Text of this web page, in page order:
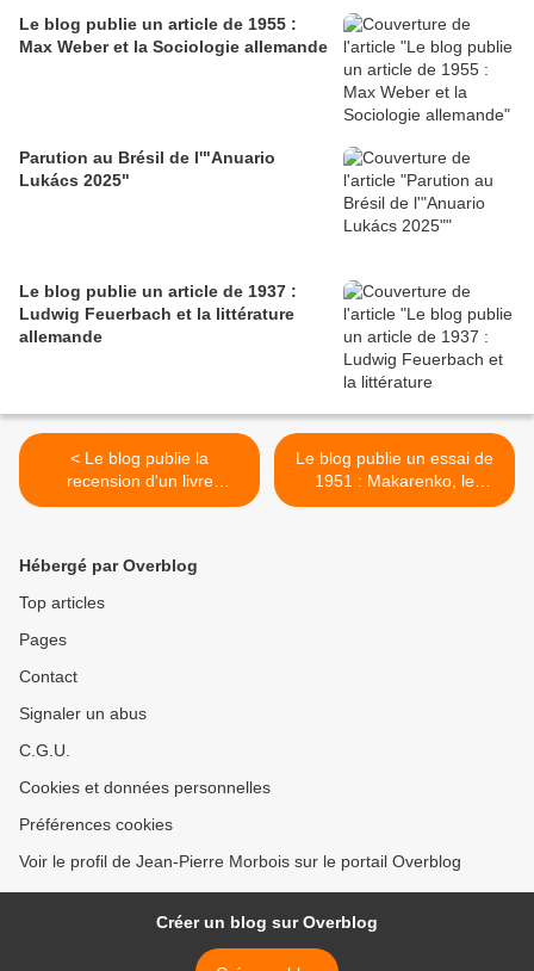
Le blog publie un article de 1955 :
Max Weber et la Sociologie allemande
Parution au Brésil de l'"Anuario
Lukács 2025"
Le blog publie un article de 1937 :
Ludwig Feuerbach et la littérature
allemande
< Le blog publie la
recension d'un livre
d'Alexander Beck : La
Le blog publie un essai de
1951 : Makarenko, le
chemin de la vie >
Hébergé par Overblog
Top articles
Pages
Contact
Signaler un abus
C.G.U.
Cookies et données personnelles
Préférences cookies
Voir le profil de Jean-Pierre Morbois sur le portail Overblog
Créer un blog sur Overblog